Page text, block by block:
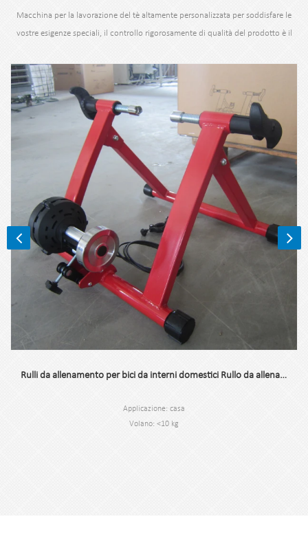
Macchina per la lavorazione del tè altamente personalizzata per soddisfare le
vostre esigenze speciali, il controllo rigorosamente di qualità del prodotto è il
Rulli da allenamento per bici da interni domestici Rullo da allenamento per biciclette Supporto per guida indoor
Applicazione: casa
Volano: <10 kg